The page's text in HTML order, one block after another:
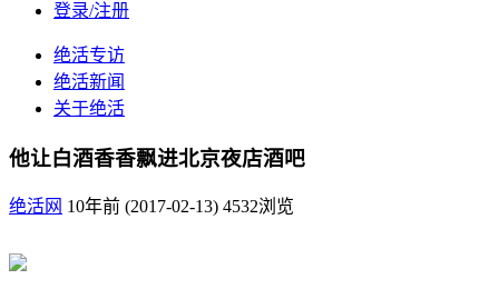
登录/注册
绝活专访
绝活新闻
关于绝活
他让白酒香香飘进北京夜店酒吧
绝活网 10年前 (2017-02-13) 4532浏览